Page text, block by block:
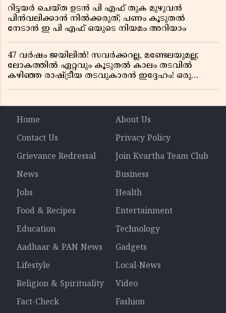
റിട്ടയർ ചെയ്ത ഉടൻ പി എഫ് തുക മുഴുവൻ
പിൻവലിക്കാൻ നിൽക്കരുത്; പണം കൂടുതൽ
നേടാൻ ഇ പി എഫ് ഒയുടെ നിയമം അറിയാം
47 വർഷം ജയിലിൽ! സവർക്കറല്ല, മണ്ടേലയുമല്ല;
ലോകത്തിൽ ഏറ്റവും കൂടുതൽ കാലം തടവിൽ
കഴിഞ്ഞ രാഷ്ട്രീയ തടവുകാരൻ ഇദ്ദേഹം! ഒരു
Home
About Us
Contact Us
Privacy Policy
Grievance Redressal
Join Kvartha Team Club
News
Business
Jobs
Health
Food & Recipes
Entertainment
Education
Technology
Aadhaar & PAN News
Gadgets
Lifestyle
Local-News
Religion & Spirituality
Video
Fact-Check
Fashion